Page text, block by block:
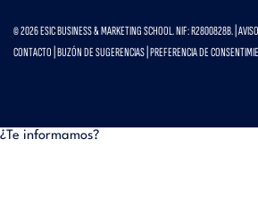
© 2026 ESIC BUSINESS & MARKETING SCHOOL. NIF: R2800828B. |
CONTACTO BUZÓN DE SUGERENCIAS PREFERENCIA DE
¿Te informamos?